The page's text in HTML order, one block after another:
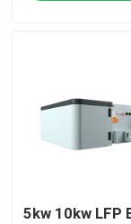
뉴스
리튬 이온 라이
5kw 10kw LFP